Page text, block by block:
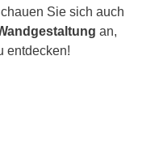
Sie sich auch
an,
entdecken!